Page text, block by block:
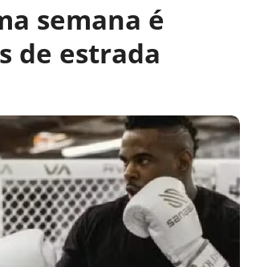
semana é
de estrada